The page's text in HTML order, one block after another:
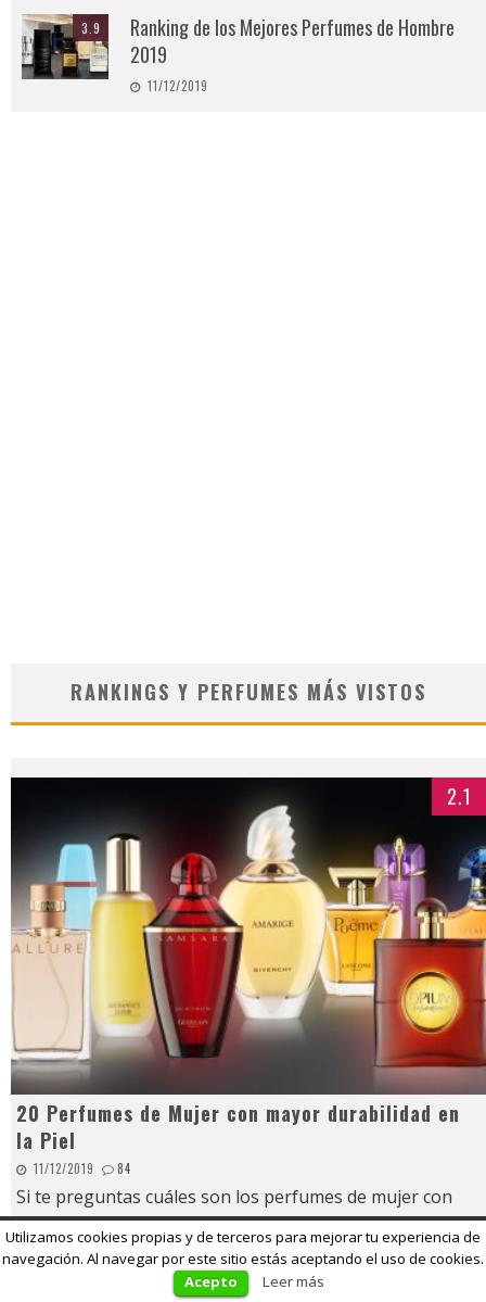
3.9
Ranking de los Mejores Perfumes de Hombre
2019
11/12/2019
RANKINGS Y PERFUMES MÁS VISTOS
2.1
20 Perfumes de Mujer con mayor durabilidad en
la Piel
11/12/2019 84
Si te preguntas cuáles son los perfumes de mujer con
mayor durabilidad en la piel, has llegado al sitio
adecuado. Tod...
Utilizamos cookies propias y de terceros para mejorar tu experiencia de
navegación. Al navegar por este sitio estás aceptando el uso de cookies.
Acepto
Leer más